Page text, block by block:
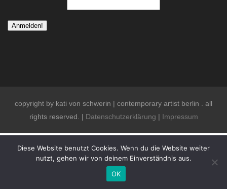
copyright by kati von schwerin | contemporary artist berlin . all
rights reserved. | Datenschutzerklärung | Impressum
Diese Website benutzt Cookies. Wenn du die Website weiter
nutzt, gehen wir von deinem Einverständnis aus.
OK